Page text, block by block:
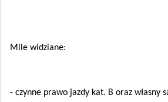
Mile widziane:
- czynne prawo jazdy kat. B oraz własny